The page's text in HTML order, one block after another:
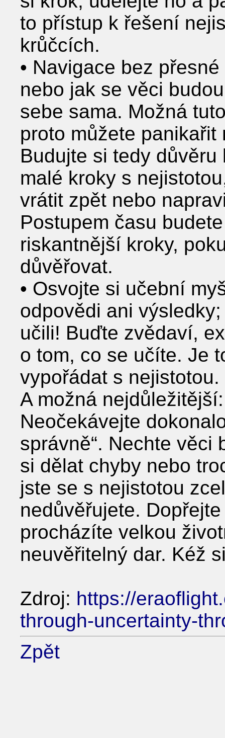
to přístup k řešení
krůčcích.
• Navigace bez
nebo jak se věci
sebe sama. Možná
proto můžete
Budujte si tedy
malé kroky s
vrátit zpět nebo
Postupem času
riskantnější kroky,
důvěřovat.
• Osvojte si učební
odpovědi ani
učili! Buďte zvědaví,
o tom, co se učíte. Je
vypořádat s nejistotou.
A možná
Neočekávejte
správně“. Nechte věci
si dělat chyby nebo
jste se s nejistotou
nedůvěřujete.
procházíte velkou
neuvěřitelný dar. Kéž
Zdroj: https://
through-uncertainty-
Zpět